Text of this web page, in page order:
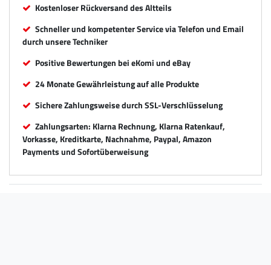
Kostenloser Rückversand des Altteils
Schneller und kompetenter Service via Telefon und Email
durch unsere Techniker
Positive Bewertungen bei eKomi und eBay
24 Monate Gewährleistung auf alle Produkte
Sichere Zahlungsweise durch SSL-Verschlüsselung
Zahlungsarten: Klarna Rechnung, Klarna Ratenkauf,
Vorkasse, Kreditkarte, Nachnahme, Paypal, Amazon
Payments und Sofortüberweisung